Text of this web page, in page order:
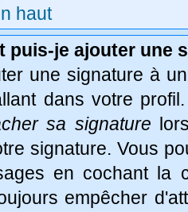
haut
puis-je ajouter une
une signature à
dans votre
sa signature
signature. Vous
en cochant la
empêcher